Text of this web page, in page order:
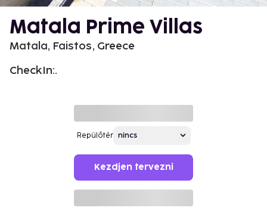
Matala Prime Villas
Matala, Faistos, Greece
CheckIn:.
Repülőtér
Kezdjen tervezni